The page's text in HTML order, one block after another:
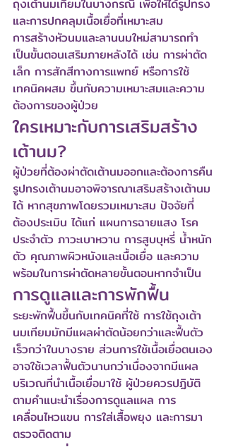
ถุงเต้านมเทียมในบางกรณี เพื่อให้ได้รูปทรง
และการปกคลุมเนื้อเยื่อที่เหมาะสม
การสร้างหัวนมและลานนมใหม่สามารถทำ
เป็นขั้นตอนเสริมภายหลังได้ เช่น การผ่าตัด
เล็ก การสักสีทางการแพทย์ หรือการใช้
เทคนิคผสม ขึ้นกับความเหมาะสมและความ
ต้องการของผู้ป่วย
ใครเหมาะกับการเสริมสร้าง
เต้านม?
ผู้ป่วยที่ต้องผ่าตัดเต้านมออกและต้องการคืน
รูปทรงเต้านมอาจพิจารณาเสริมสร้างเต้านม
ได้ หากสุขภาพโดยรวมเหมาะสม ปัจจัยที่
ต้องประเมิน ได้แก่ แผนการฉายแสง โรค
ประจำตัว ภาวะเบาหวาน การสูบบุหรี่ น้ำหนัก
ตัว คุณภาพผิวหนังและเนื้อเยื่อ และความ
พร้อมในการผ่าตัดหลายขั้นตอนหากจำเป็น
การดูแลและการพักฟื้น
ระยะพักฟื้นขึ้นกับเทคนิคที่ใช้ การใช้ถุงเต้า
นมเทียมมักมีแผลผ่าตัดน้อยกว่าและฟื้นตัว
เร็วกว่าในบางราย ส่วนการใช้เนื้อเยื่อตนเอง
อาจใช้เวลาฟื้นตัวนานกว่าเนื่องจากมีแผล
บริเวณที่นำเนื้อเยื่อมาใช้ ผู้ป่วยควรปฏิบัติ
ตามคำแนะนำเรื่องการดูแลแผล การ
เคลื่อนไหวแขน การใส่เสื้อพยุง และการมา
ตรวจติดตาม